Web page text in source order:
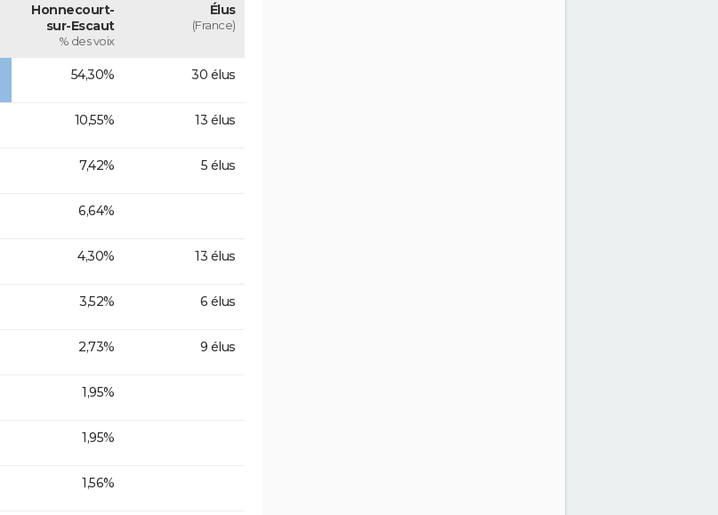
Honnecourt-
sur-Escaut
% des voix
Élus
(France)
54,30% 30 élus
10,55% 13 élus
7,42% 5 élus
6,64%
4,30% 13 élus
3,52% 6 élus
2,73% 9 élus
1,95%
1,95%
1,56%